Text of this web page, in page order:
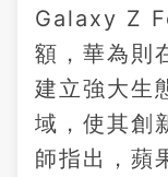
Galaxy Z
額，華為則
建立強大生
域，使其創
師指出，蘋